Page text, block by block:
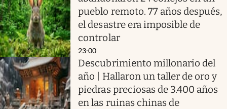
pueblo remoto. 77 años después,
el desastre era imposible de
controlar
23:00
Descubrimiento millonario del
año | Hallaron un taller de oro y
piedras preciosas de 3.400 años
en las ruinas chinas de